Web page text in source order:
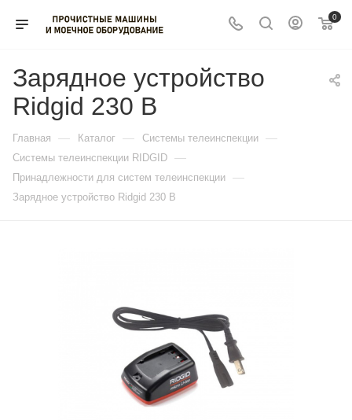
0
Зарядное устройство
Ridgid 230 В
Главная — Каталог — Системы телеинспекции —
Системы телеинспекции RIDGID —
Принадлежности для систем телеинспекции —
Зарядное устройство Ridgid 230 В